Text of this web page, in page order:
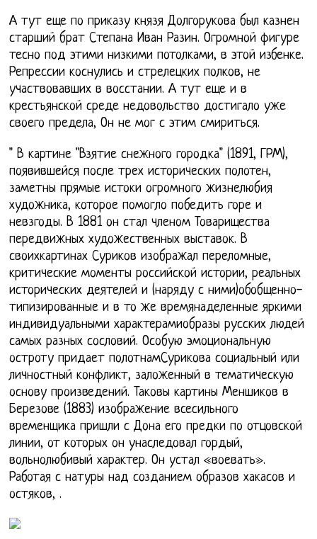
А тут еще по приказу князя Долгорукова был казнен
старший брат Степана Иван Разин. Огромной фигуре
тесно под этими низкими потолками, в этой избенке.
Репрессии коснулись и стрелецких полков, не
участвовавших в восстании. А тут еще и в
крестьянской среде недовольство достигало уже
своего предела, Он не мог с этим смириться.
" В картине "Взятие снежного городка" (1891, ГРМ),
появившейся после трех исторических полотен,
заметны прямые истоки огромного жизнелюбия
художника, которое помогло победить горе и
невзгоды. В 1881 он стал членом Товарищества
передвижных художественных выставок. В
своихкартинах Суриков изображал переломные,
критические моменты российской истории, реальных
исторических деятелей и (наряду с ними)обобщенно-
типизированные и в то же времянаделенные яркими
индивидуальными характерамиобразы русских людей
самых разных сословий. Особую эмоциональную
остроту придает полотнамСурикова социальный или
личностный конфликт, заложенный в тематическую
основу произведений. Таковы картины Меншиков в
Березове (1883) изображение всесильного
временщика пришли с Дона его предки по отцовской
линии, от которых он унаследовал гордый,
вольнолюбивый характер. Он устал «воевать».
Работая с натуры над созданием образов хакасов и
остяков, .